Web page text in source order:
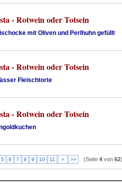
- Rotwein oder Totsein
mit Oliven und Perlhuhn gefüllt
- Rotwein oder Totsein
Fleischtorte
- Rotwein oder Totsein
5 6 7 8 9 10 11 > >> (Seite 4 von 62)